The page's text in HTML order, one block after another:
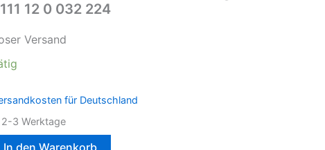
12 0 032 224
Versand
für Deutschland
2-3 Werktage
In den Warenkorb